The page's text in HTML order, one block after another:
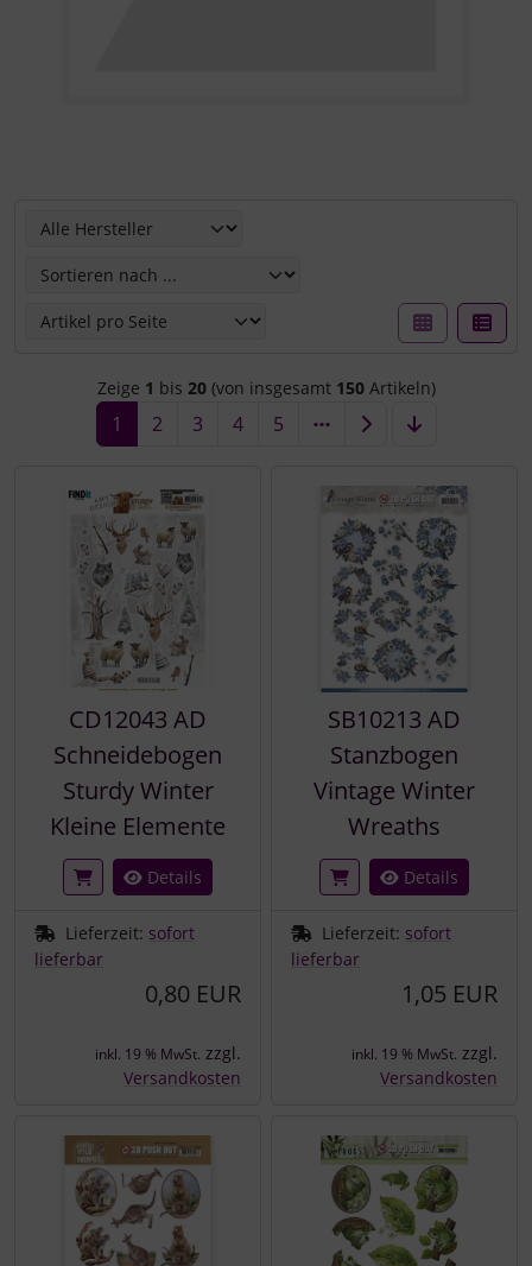
Zeige 1 bis 20(von insgesamt 150Artikeln)
1 2 3 4 5
CD12043 AD
Schneidebogen
Sturdy Winter
Kleine Elemente
Details
Lieferzeit: sofort
lieferbar
0,80 EUR
inkl. 19 % MwSt. zzgl.
Versandkosten
SB10213 AD
Stanzbogen
Vintage Winter
Wreaths
Details
Lieferzeit: sofort
lieferbar
1,05 EUR
inkl. 19 % MwSt. zzgl.
Versandkosten